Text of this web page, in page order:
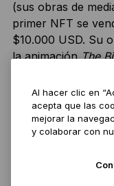
(sus obras de
primer NFT se
$10.000 USD. Su
la animaciónThe
USD.Al hacer clic en
acepta que las
mejorar la
y colaborar con